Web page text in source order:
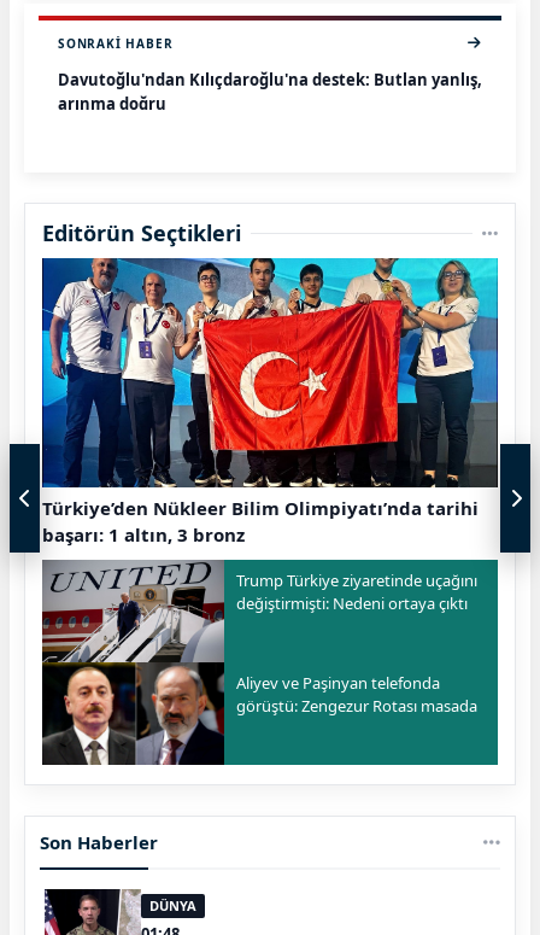
SONRAKI HABER
Davutoğlu'ndan Kılıçdaroğlu'na destek: Butlan yanlış,
arınma doğru
Editörün Seçtikleri
Türkiye’den Nükleer Bilim Olimpiyatı’nda tarihi
başarı: 1 altın, 3 bronz
Trump Türkiye ziyaretinde uçağını
değiştirmişti: Nedeni ortaya çıktı
Aliyev ve Paşinyan telefonda
görüştü: Zengezur Rotası masada
Son Haberler
DÜNYA